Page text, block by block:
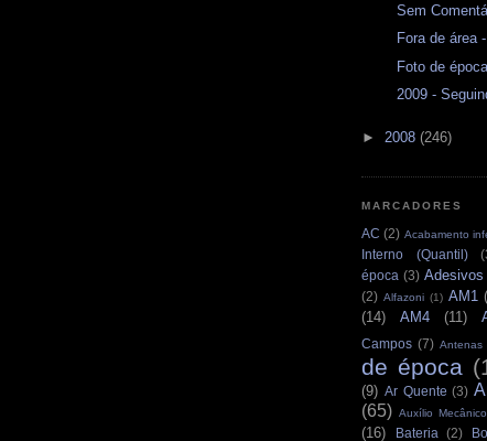
Sem
Fora de área
Foto de época
2009 -
► 2008 (246)
MARCADORES
AC (2) Acabamento
Interno (Quantil)
época (3) Adesivos
(2) Alfazoni (1) AM1
(14)
AM4 (11)
Campos (7) Antenas
de época
(9) Ar Quente (3)
(65) Auxílio Mecânico
(16)
Bateria (2)